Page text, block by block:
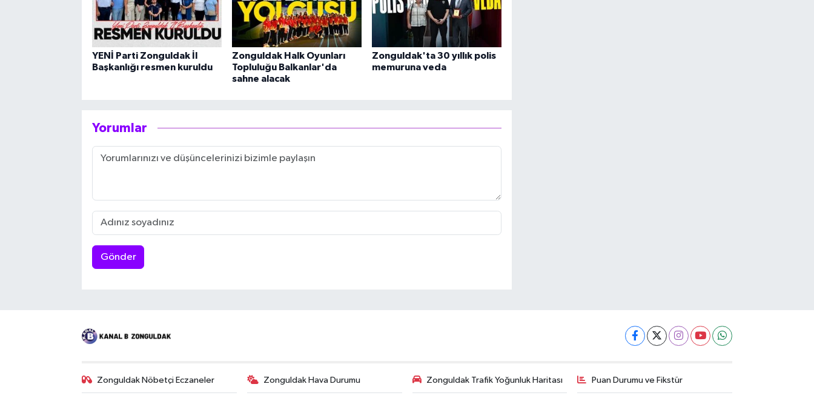
YENİ Parti Zonguldak İl
Başkanlığı resmen kuruldu
Zonguldak Halk Oyunları
Topluluğu Balkanlar'da
sahne alacak
Zonguldak'ta 30 yıllık polis
memuruna veda
Yorumlar
Gönder
Zonguldak Nöbetçi Eczaneler Zonguldak Hava Durumu Zonguldak Trafik Yoğunluk Haritası Puan Durumu ve Fikstür